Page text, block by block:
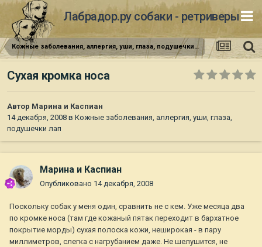
Лабрадор.ру собаки - ретриверы
Кожные заболевания, аллергия, уши, глаза, подушечки лап
Сухая кромка носа
Автор Марина и Каспиан
14 декабря, 2008 в Кожные заболевания, аллергия, уши, глаза,
подушечки лап
Марина и Каспиан
Опубликовано 14 декабря, 2008
Поскольку собак у меня один, сравнить не с кем. Уже месяца два
по кромке носа (там где кожаный пятак переходит в бархатное
покрытие морды) сухая полоска кожи, неширокая - в пару
миллиметров, слегка с нагрубанием даже. Не шелушится, не